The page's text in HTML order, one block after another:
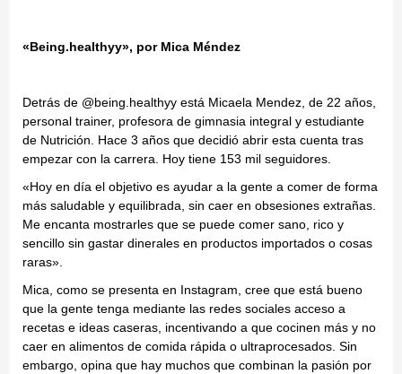
«Being.healthyy», por Mica Méndez
Detrás de @being.healthyy está Micaela Mendez, de 22 años,
personal trainer, profesora de gimnasia integral y estudiante
de Nutrición. Hace 3 años que decidió abrir esta cuenta tras
empezar con la carrera. Hoy tiene 153 mil seguidores.
«Hoy en día el objetivo es ayudar a la gente a comer de forma
más saludable y equilibrada, sin caer en obsesiones extrañas.
Me encanta mostrarles que se puede comer sano, rico y
sencillo sin gastar dinerales en productos importados o cosas
raras».
Mica, como se presenta en Instagram, cree que está bueno
que la gente tenga mediante las redes sociales acceso a
recetas e ideas caseras, incentivando a que cocinen más y no
caer en alimentos de comida rápida o ultraprocesados. Sin
embargo, opina que hay muchos que combinan la pasión por